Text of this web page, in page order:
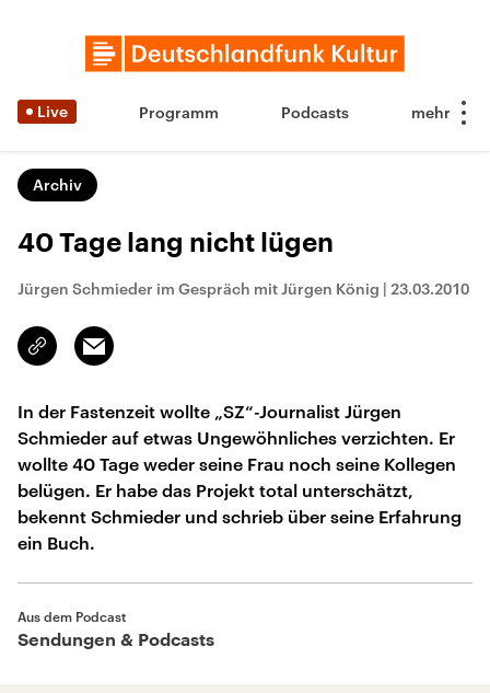
Live Programm Podcasts
Archiv
40 Tage lang nicht lügen
Jürgen Schmieder im Gespräch mit Jürgen König | 23.03.2010
Link
kopieren/teilen
Email
In der Fastenzeit wollte „SZ“-Journalist Jürgen
Schmieder auf etwas Ungewöhnliches verzichten. Er
wollte 40 Tage weder seine Frau noch seine Kollegen
belügen. Er habe das Projekt total unterschätzt,
bekennt Schmieder und schrieb über seine Erfahrung
ein Buch.
Aus dem Podcast
Sendungen & Podcasts